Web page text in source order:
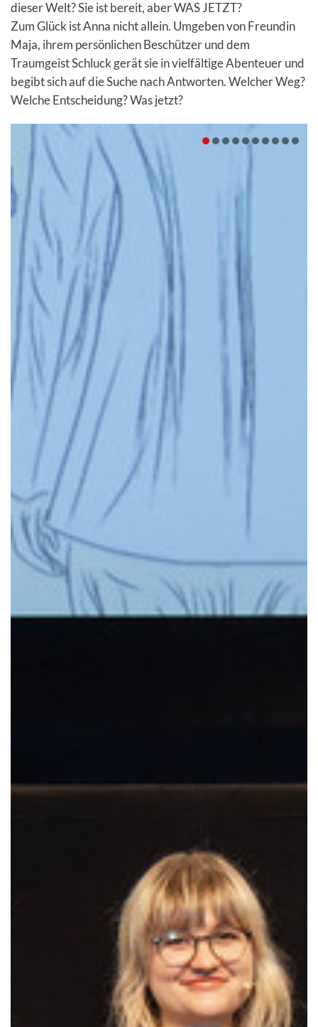
dieser Welt? Sie ist bereit, aber WAS JETZT?
Zum Glück ist Anna nicht allein. Umgeben von Freundin
Maja, ihrem persönlichen Beschützer und dem
Traumgeist Schluck gerät sie in vielfältige Abenteuer und
begibt sich auf die Suche nach Antworten. Welcher Weg?
Welche Entscheidung? Was jetzt?